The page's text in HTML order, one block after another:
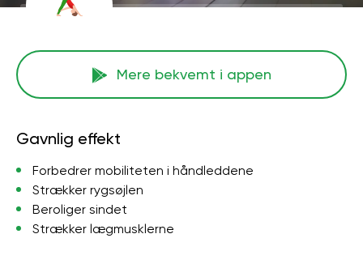
Mere bekvemt i appen
Gavnlig effekt
Forbedrer mobiliteten i håndleddene
Strækker rygsøjlen
Beroliger sindet
Strækker lægmusklerne